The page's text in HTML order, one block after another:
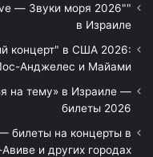
— Звуки моря 2026"
в Израиле
концерт" в США 2026:
Анджелес и Майами
на тему» в Израиле —
билеты 2026
билеты на концерты в
и других городах